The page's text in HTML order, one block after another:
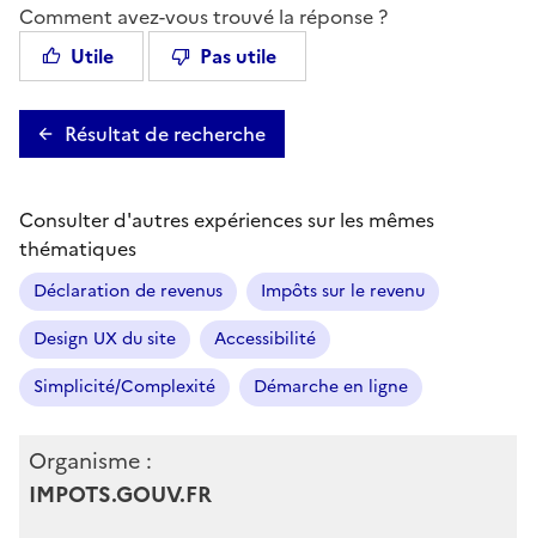
Comment avez-vous trouvé la réponse ?
Utile
Pas utile
Résultat de recherche
Consulter d'autres expériences sur les mêmes
thématiques
Déclaration de revenus
Impôts sur le revenu
Design UX du site
Accessibilité
Simplicité/Complexité
Démarche en ligne
Organisme :
IMPOTS.GOUV.FR